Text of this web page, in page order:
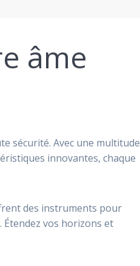
âme
sécurité. Avec une multitude
innovantes, chaque
des instruments pour
vos horizons et